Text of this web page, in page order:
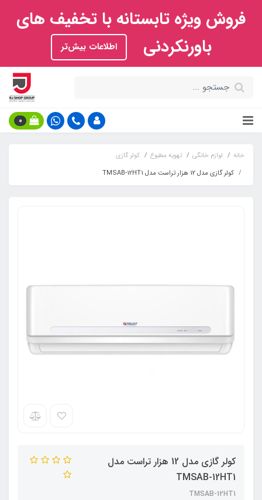
فروش ویژه تابستانه با تخفیف های
باورنکردنی
اطلاعات بیش‌تر
0
خانه لوازم خانگی تهویه مطبوع
کولر گازی
کولر گازی مدل 12 هزار تراست مدل TMSAB-12HT1
کولر گازی مدل 12 هزار تراست مدل
TMSAB-12HT1
TMSAB-12HT1